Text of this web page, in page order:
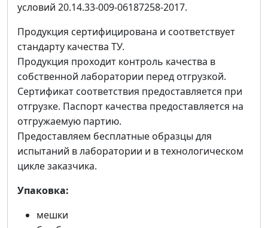
условий 20.14.33-009-06187258-2017.
Продукция сертифицирована и соответствует
стандарту качества ТУ.
Продукция проходит контроль качества в
собственной лаборатории перед отгрузкой.
Сертификат соответствия предоставляется при
отгрузке. Паспорт качества предоставляется на
отгружаемую партию.
Предоставляем бесплатные образцы для
испытаний в лаборатории и в технологическом
цикле заказчика.
Упаковка:
мешки